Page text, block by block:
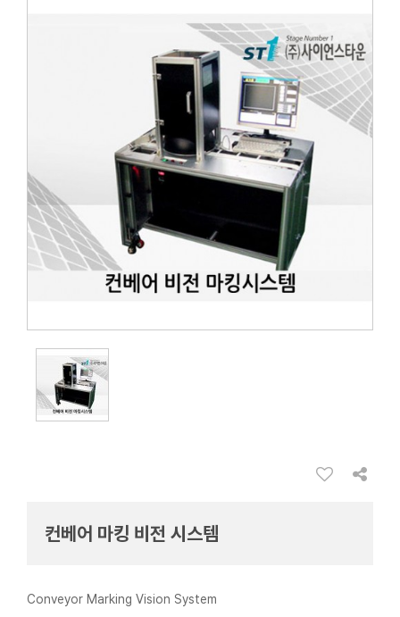
컨베어 마킹 비전 시스템
Conveyor Marking Vision System